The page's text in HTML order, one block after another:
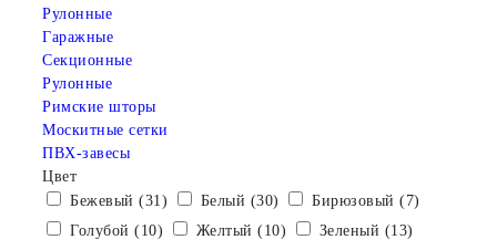
Рулонные
Гаражные
Cекционные
Рулонные
Римские шторы
Москитные сетки
ПВХ-завесы
Цвет
Бежевый (31)
Белый (30)
Бирюзовый (7)
Голубой (10)
Желтый (10)
Зеленый (13)